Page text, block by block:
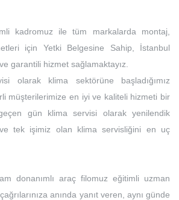
kadromuz ile tüm markalarda montaj,
için Yetki Belgesine Sahip, İstanbul
garantili hizmet sağlamaktayız.
olarak klima sektörüne başladığımız
müşterilerimize en iyi ve kaliteli hizmeti bir
gün klima servisi olarak yenilendik
tek işimiz olan klima servisliğini en uç
donanımlı araç filomuz eğitimli uzman
anında yanıt veren, aynı günde